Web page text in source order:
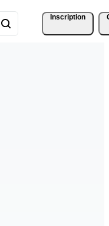
Inscription